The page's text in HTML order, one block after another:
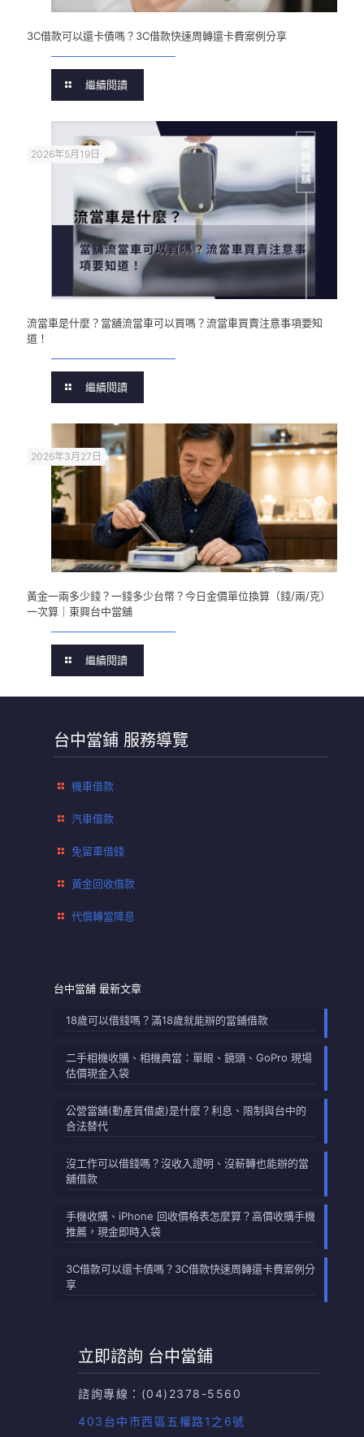
3C借款可以還卡債嗎？3C借款快速周轉還卡費案例分享
繼續閱讀
2026年5月19日
流當車是什麼？當舖流當車可以買嗎？流當車買賣注意事項要知
道！
繼續閱讀
2026年3月27日
黃金一兩多少錢？一錢多少台幣？今日金價單位換算（錢/兩/克）
一次算｜東興台中當舖
繼續閱讀
台中當鋪 服務導覽
機車借款
汽車借款
免留車借錢
黃金回收借款
代償轉當降息
台中當舖 最新文章
18歲可以借錢嗎？滿18歲就能辦的當鋪借款
二手相機收購、相機典當：單眼、鏡頭、GoPro 現場
估價現金入袋
公營當舖(動產質借處)是什麼？利息、限制與台中的
合法替代
沒工作可以借錢嗎？沒收入證明、沒薪轉也能辦的當
舖借款
手機收購、iPhone 回收價格表怎麼算？高價收購手機
推薦，現金即時入袋
3C借款可以還卡債嗎？3C借款快速周轉還卡費案例分
享
立即諮詢 台中當鋪
諮詢專線： (04)2378-5560
403台中市西區五權路1之6號